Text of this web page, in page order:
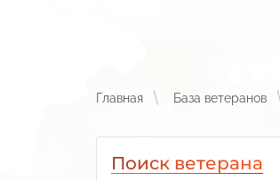
Главная База ветеранов
Поиск ветерана